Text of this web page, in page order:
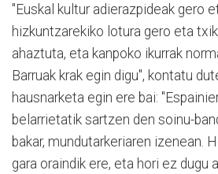
"Euskal kultur adierazpideak gero
hizkuntzarekiko lotura gero eta
ahaztuta, eta kanpoko ikurrak
Barruak krak egin digu", kontatu
hausnarketa egin ere bai:
belarrietatik sartzen den soinu-
bakar, mundutarkeriaren izenean.
gara oraindik ere, eta hori ez dugu